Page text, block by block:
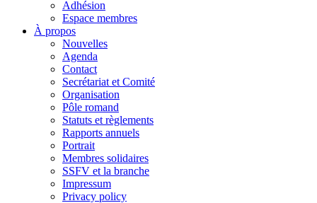
Adhésion
Espace membres
À propos
Nouvelles
Agenda
Contact
Secrétariat et Comité
Organisation
Pôle romand
Statuts et règlements
Rapports annuels
Portrait
Membres solidaires
SSFV et la branche
Impressum
Privacy policy